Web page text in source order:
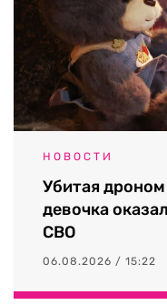
НОВОСТИ
Убитая
девочка
СВО
06.08.2026 / 15:22